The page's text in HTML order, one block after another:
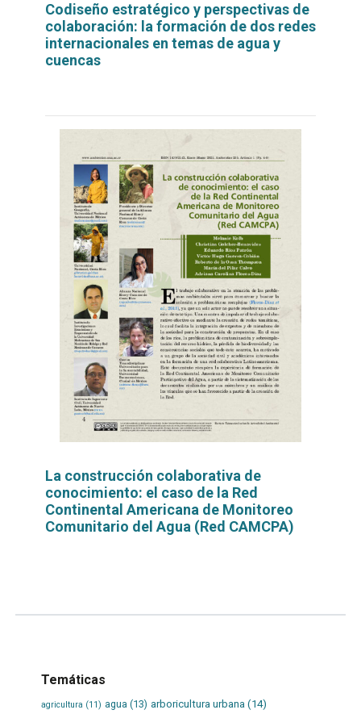
Codiseño estratégico y perspectivas de
colaboración: la formación de dos redes
internacionales en temas de agua y
cuencas
La construcción colaborativa de
conocimiento: el caso de la Red
Continental Americana de Monitoreo
Comunitario del Agua (Red CAMCPA)
Temáticas
agricultura (11) agua (13) arboricultura urbana (14)